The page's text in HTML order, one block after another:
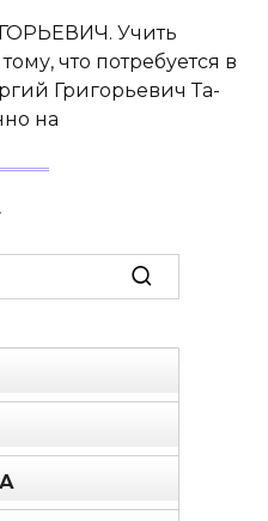
Учить
что потребуется в
Григорьевич Та­
на